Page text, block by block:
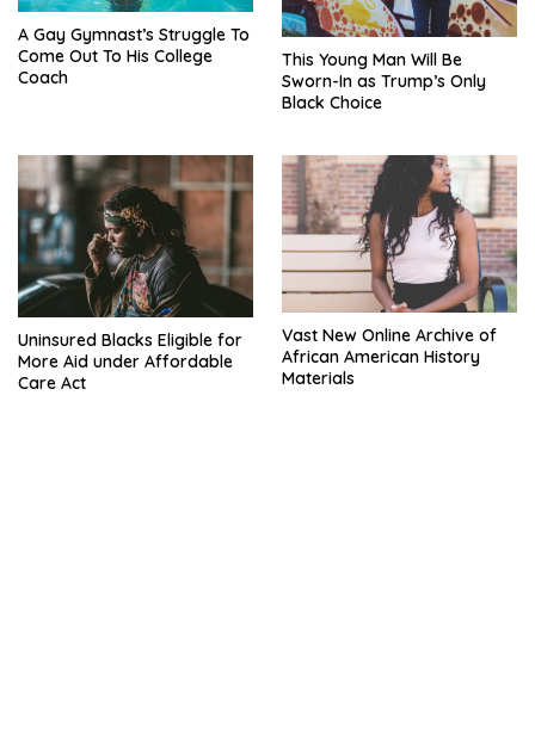
A Gay Gymnast’s Struggle To
Come Out To His College
Coach
This Young Man Will Be
Sworn-In as Trump’s Only
Black Choice
Uninsured Blacks Eligible for
More Aid under Affordable
Care Act
Vast New Online Archive of
African American History
Materials